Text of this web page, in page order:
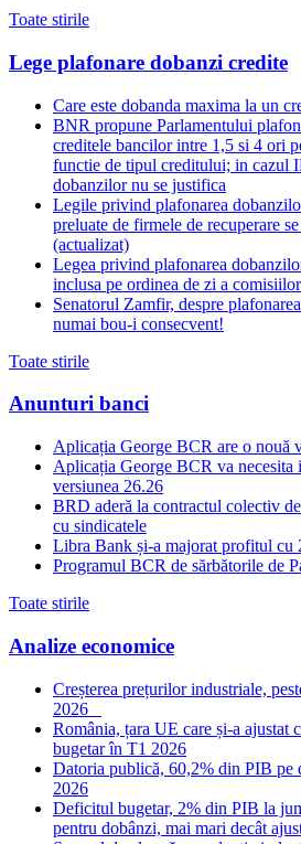
Toate stirile
Lege plafonare dobanzi credite
Care este dobanda maxima la un
BNR propune Parlamentului
creditele bancilor intre 1,5 si 4 ori
functie de tipul creditului; in cazul
dobanzilor nu se justifica
Legile privind plafonarea
preluate de firmele de recuperare
(actualizat)
Legea privind plafonarea
inclusa pe ordinea de zi a
Senatorul Zamfir, despre
numai bou-i consecvent!
Toate stirile
Anunturi banci
Aplicația George BCR are o nouă
Aplicația George BCR va necesita
versiunea 26.26
BRD aderă la contractul colectiv
cu sindicatele
Libra Bank și-a majorat profitul cu
Programul BCR de sărbătorile de
Toate stirile
Analize economice
Creșterea prețurilor industriale,
2026
România, țara UE care și-a ajustat
bugetar în T1 2026
Datoria publică, 60,2% din PIB pe
2026
Deficitul bugetar, 2% din PIB la
pentru dobânzi, mai mari decât